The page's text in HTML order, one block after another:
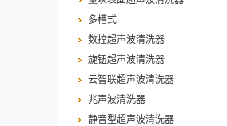
多槽式
数控超声波清洗器
旋钮超声波清洗器
云智联超声波清洗器
兆声波清洗器
静音型超声波清洗器